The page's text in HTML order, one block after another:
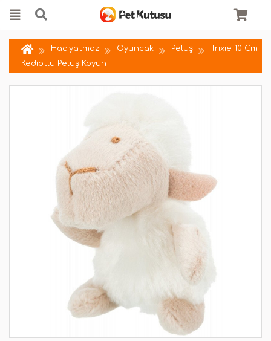
Hacıyatmaz Oyuncak Peluş
Trixie 10 Cm
Kediotlu Peluş Koyun